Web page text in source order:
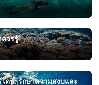
วรรู้
ดฟ์: รักษาความสงบและ